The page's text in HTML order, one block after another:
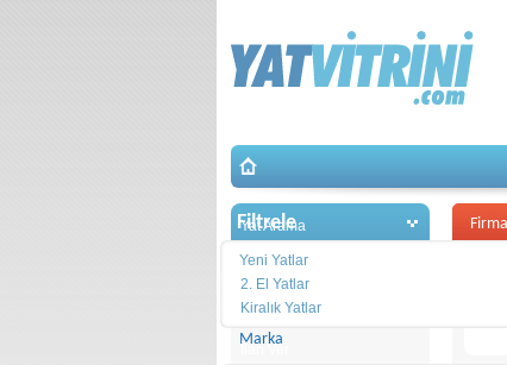
Yat Arama
Yeni Yatlar
2. El Yatlar
Kiralık Yatlar
Filtrele
Seçimleriniz
Yat Tipi
Marka